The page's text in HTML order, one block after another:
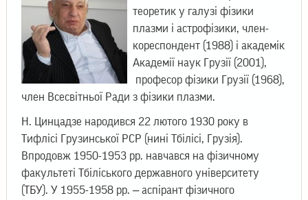
теоретик у галузі фізики
плазми і астрофізики, член-
кореспондент (1988) і академік
Академії наук Грузії (2001),
професор фізики Грузії (1968),
член Всесвітньої Ради з фізики плазми.
Н. Цинцадзе народився 22 лютого 1930 року в
Тифлісі Грузинської РСР (нині Тбілісі, Грузія).
Впродовж 1950-1953 рр. навчався на фізичному
факультеті Тбіліського державного університету
(ТБУ). У 1955-1958 рр. ‒ аспірант фізичного